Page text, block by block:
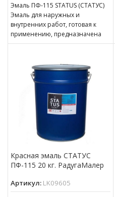
Эмаль ПФ-115 STATUS (СТАТУС)
Эмаль для наружных и
внутренних работ, готовая к
применению, предназначена
для покрытия металлических,
оштукатуренных
Красная эмаль СТАТУС
ПФ-115 20 кг. РадугаМалер
Артикул: LK09605